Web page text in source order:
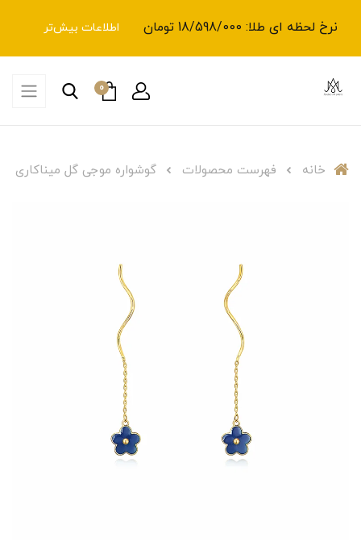
نرخ لحظه ای طلا: 18/598/000 تومان اطلاعات بیش‌تر
0
خانه فهرست محصولات گوشواره موجی گل میناکاری